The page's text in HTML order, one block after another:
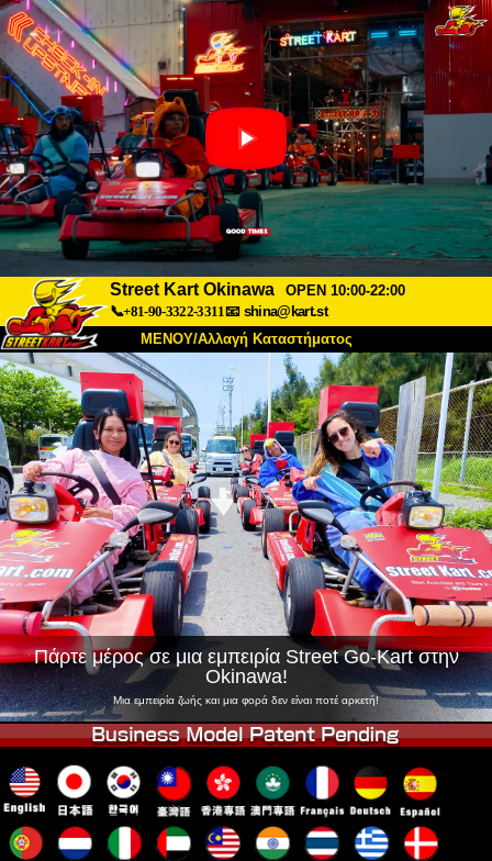
Street Kart Okinawa
OPEN 10:00-22:00
📞+81-90-3322-3311📧 shina@kart.st
ΜΕΝΟΥ/Αλλαγή Καταστήματος
ΚΥΡΙΩΣ
Σχετικά Προδιαγραφές Τιμές
Πρόσβαση Αναφορές Συχνές Ερωτήσεις
Εταιρεία Κράτηση
Αλλαγή Καταστήματος
Τόκιο Σινάγαουα #1 Τόκιο Ακίχαμπαρα #1
Τόκιο Ακίχαμπαρα #2 Τόκιο Σιμπούγια
Τόκιο Σιμπούγια Annex Τόκιο Κόλπος
Τόκιο Ασακούσα Οσάκα
Οκινάουα
Πάρτε μέρος σε μια εμπειρία Street Go-Kart στην
Okinawa!
Μια εμπειρία ζωής και μια φορά δεν είναι ποτέ αρκετή!